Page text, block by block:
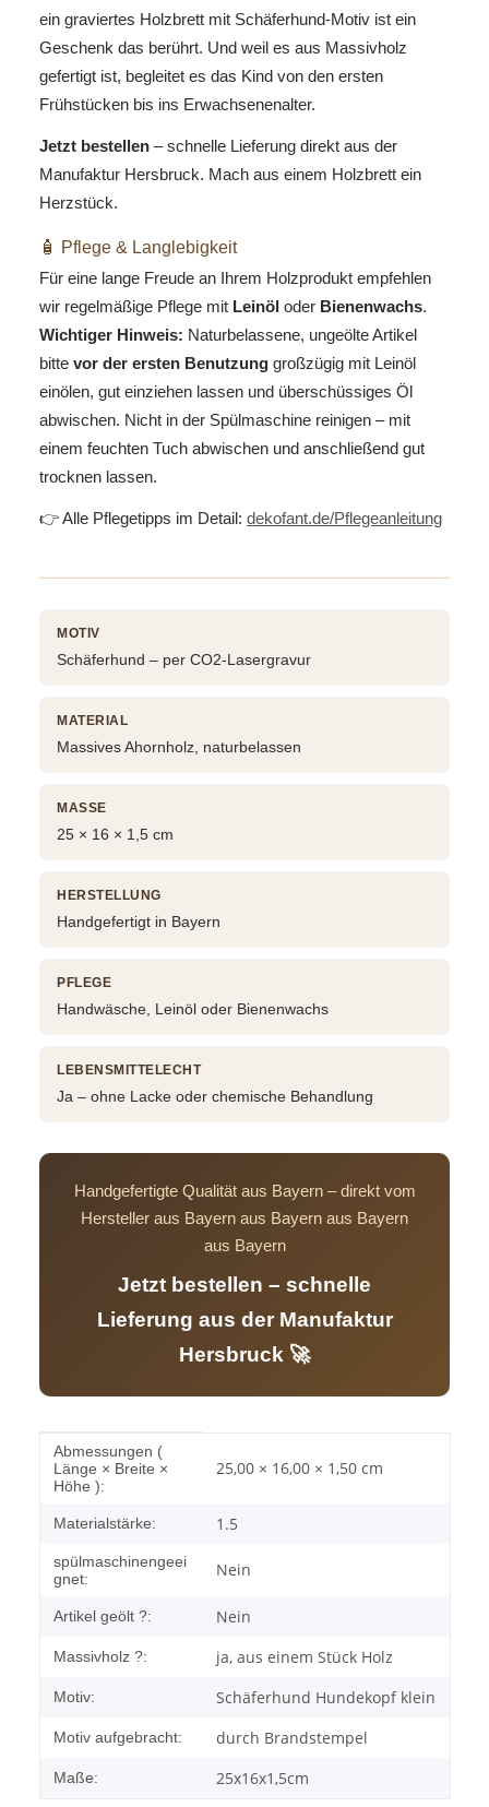
ein graviertes Holzbrett mit Schäferhund-Motiv ist ein
Geschenk das berührt. Und weil es aus Massivholz
gefertigt ist, begleitet es das Kind von den ersten
Frühstücken bis ins Erwachsenenalter.
Jetzt bestellen – schnelle Lieferung direkt aus der
Manufaktur Hersbruck. Mach aus einem Holzbrett ein
Herzstück.
🧴 Pflege & Langlebigkeit
Für eine lange Freude an Ihrem Holzprodukt empfehlen
wir regelmäßige Pflege mit Leinöl oder Bienenwachs.
Wichtiger Hinweis: Naturbelassene, ungeölte Artikel
bitte vor der ersten Benutzung großzügig mit Leinöl
einölen, gut einziehen lassen und überschüssiges Öl
abwischen. Nicht in der Spülmaschine reinigen – mit
einem feuchten Tuch abwischen und anschließend gut
trocknen lassen.
👉 Alle Pflegetipps im Detail: dekofant.de/Pflegeanleitung
MOTIV
Schäferhund – per CO2-Lasergravur
MATERIAL
Massives Ahornholz, naturbelassen
MASSE
25 × 16 × 1,5 cm
HERSTELLUNG
Handgefertigt in Bayern
PFLEGE
Handwäsche, Leinöl oder Bienenwachs
LEBENSMITTELECHT
Ja – ohne Lacke oder chemische Behandlung
Handgefertigte Qualität aus Bayern – direkt vom
Hersteller aus Bayern aus Bayern aus Bayern
aus Bayern
Jetzt bestellen – schnelle
Lieferung aus der Manufaktur
Hersbruck 🚀
Produkteigenschaft
Wert
Abmessungen (
Länge × Breite ×
Höhe ):
25,00 × 16,00 × 1,50 cm
Materialstärke: 1.5
spülmaschinengeei
gnet:
Nein
Artikel geölt ?: Nein
Massivholz ?: ja, aus einem Stück Holz
Motiv: Schäferhund Hundekopf klein
Motiv aufgebracht: durch Brandstempel
Maße: 25x16x1,5cm